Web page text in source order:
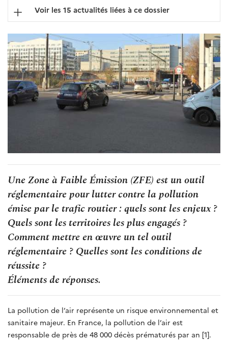
Voir les 15 actualités liées à ce dossier
Une Zone à Faible Émission (ZFE) est un outil
réglementaire pour lutter contre la pollution
émise par le trafic routier : quels sont les enjeux ?
Quels sont les territoires les plus engagés ?
Comment mettre en œuvre un tel outil
réglementaire ? Quelles sont les conditions de
réussite ?
Éléments de réponses.
La pollution de l’air représente un risque environnemental et
sanitaire majeur. En France, la pollution de l’air est
responsable de près de 48 000 décès prématurés par an [1].